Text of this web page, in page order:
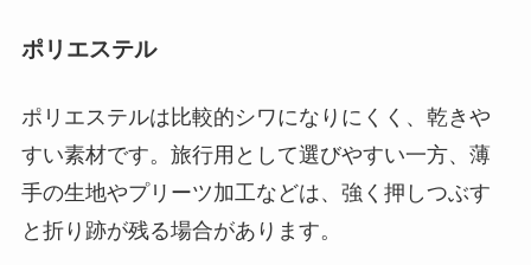
ポリエステル
ポリエステルは比較的シワになりにくく、乾きや
すい素材です。旅行用として選びやすい一方、薄
手の生地やプリーツ加工などは、強く押しつぶす
と折り跡が残る場合があります。